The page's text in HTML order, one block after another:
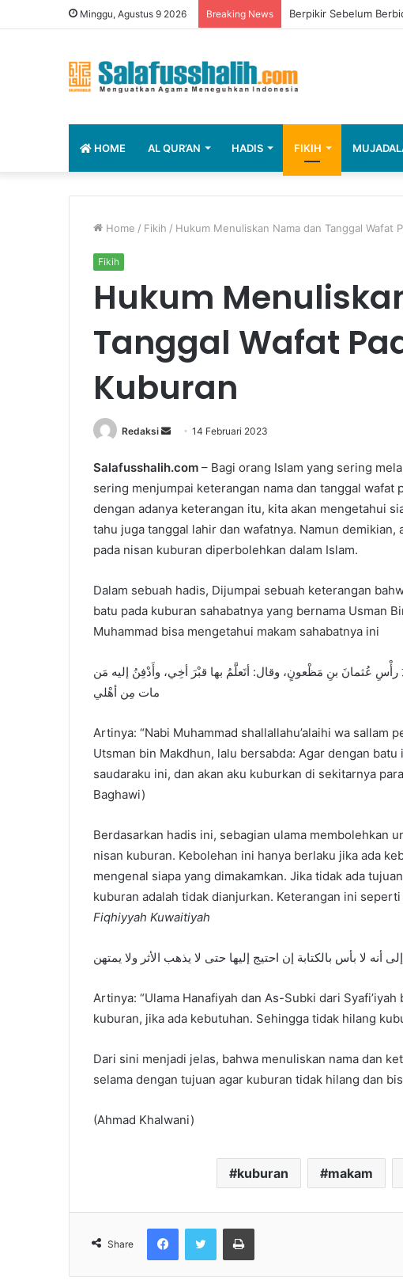
Minggu, Agustus 9 2026 Breaking News Berpikir Sebelum
HOME AL QUR’AN HADIS FIKIH
Home / Fikih / Hukum Menuliskan Nama dan Tanggal Wafat
Fikih
Hukum
Tanggal Wafat
Kuburan
Redaksi
n
d
a
n
e
14 Februari 2023
Salafusshalih.com – Bagi orang Islam yang sering
sering menjumpai keterangan nama dan tanggal wafat
dengan adanya keterangan itu, kita akan mengetahui
tahu juga tanggal lahir dan wafatnya. Namun
pada nisan kuburan diperbolehkan dalam Islam.
Dalam sebuah hadis, Dijumpai sebuah keterangan
batu pada kuburan sahabatnya yang bernama Usman
Muhammad bisa mengetahui makam sahabatnya ini
عُثمانَ بنِ مَظْعونٍ، وقال: أتَعلَّمُ بها قبْرَ أخِي، وأَدْفِنُ إليه مَن
مات مِن أهْلي
Artinya: “Nabi Muhammad shallallahu’alaihi wa sallam
Utsman bin Makdhun, lalu bersabda: Agar dengan
saudaraku ini, dan akan aku kuburkan di sekitarnya
Baghawi)
Berdasarkan hadis ini, sebagian ulama membolehkan
nisan kuburan. Kebolehan ini hanya berlaku jika ada
mengenal siapa yang dimakamkan. Jika tidak ada
kuburan adalah tidak dianjurkan. Keterangan ini
Fiqhiyyah Kuwaitiyah
لا بأس بالكتابة إن احتيج إليها حتى لا يذهب الأثر ولا يمتهن
Artinya: “Ulama Hanafiyah dan As-Subki dari
kuburan, jika ada kebutuhan. Sehingga tidak hilang
Dari sini menjadi jelas, bahwa menuliskan nama dan
selama dengan tujuan agar kuburan tidak hilang dan
(Ahmad Khalwani)
kuburan makam
Share